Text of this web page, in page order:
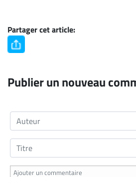
Partager cet article:
Publier un nouveau